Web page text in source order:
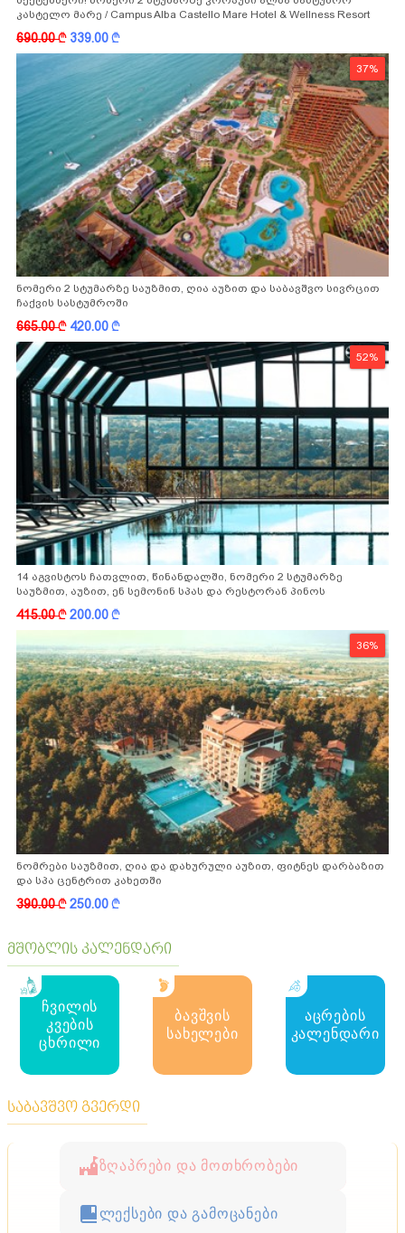
კასტელო მარე / Campus Alba Castello Mare Hotel & Wellness Resort
-სგან!
690.00k 339.00k
37%
ნომერი 2 სტუმარზე საუზმით, ღია აუზით და საბავშვო სივრცით
ჩაქვის სასტუმროში
665.00k 420.00k
52%
14 აგვისტოს ჩათვლით, წინანდალში, ნომერი 2 სტუმარზე
საუზმით, აუზით, ენ სემონინ სპას და რესტორან პინოს
ფასდაკლებით
415.00k200.00k
36%
ნომრები საუზმით, ღია და დახურული აუზით, ფიტნეს დარბაზით
და სპა ცენტრით კახეთში
390.00k250.00k
მშობლის კალენდარი
ჩვილის
კვების
ცხრილი
ბავშვის
სახელები
აცრების
კალენდარი
საბავშვო გვერდი
ზღაპრები და მოთხრობები
ლექსები და გამოცანები